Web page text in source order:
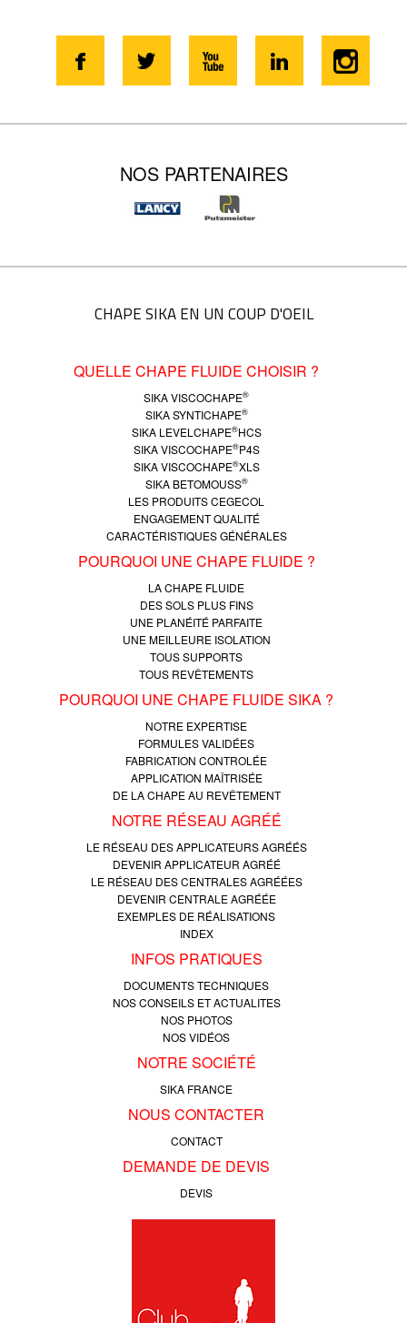
NOS PARTENAIRES
CHAPE SIKA EN UN COUP D'OEIL
QUELLE CHAPE FLUIDE CHOISIR ?
SIKA VISCOCHAPE®
SIKA SYNTICHAPE®
SIKA LEVELCHAPE®HCS
SIKA VISCOCHAPE®P4S
SIKA VISCOCHAPE®XLS
SIKA BETOMOUSS®
LES PRODUITS CEGECOL
ENGAGEMENT QUALITÉ
CARACTÉRISTIQUES GÉNÉRALES
POURQUOI UNE CHAPE FLUIDE ?
LA CHAPE FLUIDE
DES SOLS PLUS FINS
UNE PLANÉITÉ PARFAITE
UNE MEILLEURE ISOLATION
TOUS SUPPORTS
TOUS REVÊTEMENTS
POURQUOI UNE CHAPE FLUIDE SIKA ?
NOTRE EXPERTISE
FORMULES VALIDÉES
FABRICATION CONTROLÉE
APPLICATION MAÎTRISÉE
DE LA CHAPE AU REVÊTEMENT
NOTRE RÉSEAU AGRÉÉ
LE RÉSEAU DES APPLICATEURS AGRÉÉS
DEVENIR APPLICATEUR AGRÉÉ
LE RÉSEAU DES CENTRALES AGRÉÉES
DEVENIR CENTRALE AGRÉÉE
EXEMPLES DE RÉALISATIONS
INDEX
INFOS PRATIQUES
DOCUMENTS TECHNIQUES
NOS CONSEILS ET ACTUALITES
NOS PHOTOS
NOS VIDÉOS
NOTRE SOCIÉTÉ
SIKA FRANCE
NOUS CONTACTER
CONTACT
DEMANDE DE DEVIS
DEVIS